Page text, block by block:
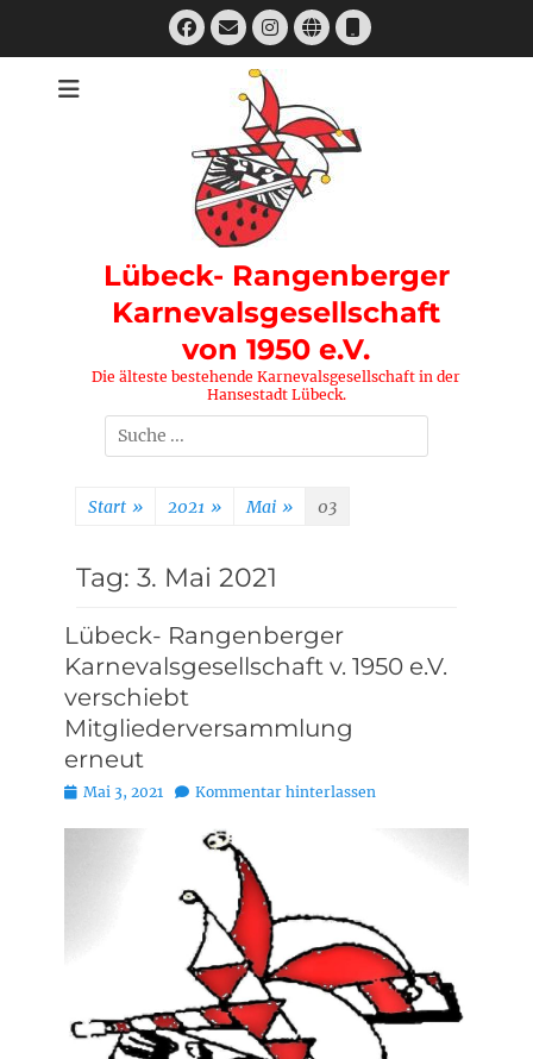
Facebook
E-
Mail
Instagram
WebsiteTelefon
Lübeck- Rangenberger
Karnevalsgesellschaft
von 1950 e.V.
Die älteste bestehende Karnevalsgesellschaft in der
Hansestadt Lübeck.
Suchen
nach:
Start » 2021 » Mai » 03
Tag: 3. Mai 2021
Lübeck- Rangenberger
Karnevalsgesellschaft v. 1950 e.V.
verschiebt
Mitgliederversammlung
erneut
Posted
Mai 3, 2021 Kommentar hinterlassen